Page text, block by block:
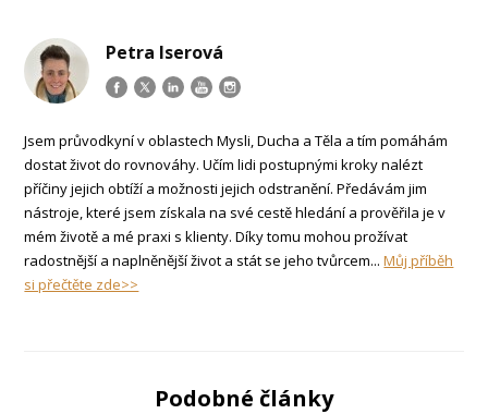
Petra Iserová
Jsem průvodkyní v oblastech Mysli, Ducha a Těla a tím pomáhám
dostat život do rovnováhy. Učím lidi postupnými kroky nalézt
příčiny jejich obtíží a možnosti jejich odstranění. Předávám jim
nástroje, které jsem získala na své cestě hledání a prověřila je v
mém životě a mé praxi s klienty. Díky tomu mohou prožívat
radostnější a naplněnější život a stát se jeho tvůrcem...Můj příběh
si přečtěte zde>>
Podobné články